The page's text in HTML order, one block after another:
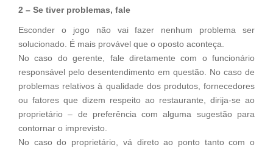
2 – Se tiver problemas, fale
Esconder o jogo não vai fazer nenhum problema ser
solucionado. É mais provável que o oposto aconteça.
No caso do gerente, fale diretamente com o funcionário
responsável pelo desentendimento em questão. No caso de
problemas relativos à qualidade dos produtos, fornecedores
ou fatores que dizem respeito ao restaurante, dirija-se ao
proprietário – de preferência com alguma sugestão para
contornar o imprevisto.
No caso do proprietário, vá direto ao ponto tanto com o